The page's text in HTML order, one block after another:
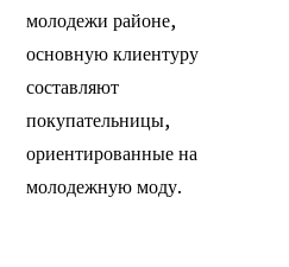
молодежи районе,
основную клиентуру
составляют
покупательницы,
ориентированные на
молодежную моду.